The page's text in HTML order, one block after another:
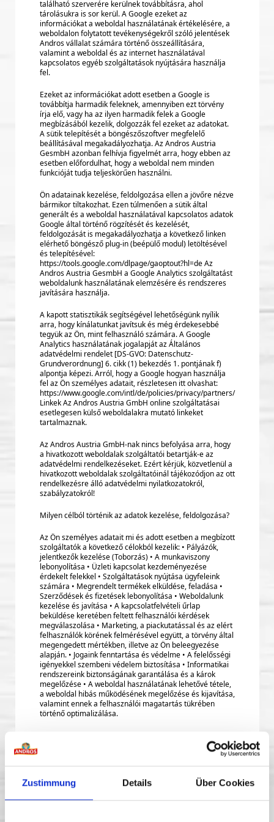
Zustimmung Details Über Cookies
található szerverére kerülnek továbbításra, ahol
tárolásukra is sor kerül. A Google ezeket az
információkat a weboldal használatának értékelésére, a
weboldalon folytatott tevékenységekről szóló jelentések
Andros vállalat számára történő összeállítására,
valamint a weboldal és az internet használatával
kapcsolatos egyéb szolgáltatások nyújtására használja
fel.
Ezeket az információkat adott esetben a Google is
továbbítja harmadik feleknek, amennyiben ezt törvény
írja elő, vagy ha az ilyen harmadik felek a Google
megbízásából kezelik, dolgozzák fel ezeket az adatokat.
A sütik telepítését a böngészőszoftver megfelelő
beállításával megakadályozhatja. Az Andros Austria
GesmbH azonban felhívja figyelmét arra, hogy ebben az
esetben előfordulhat, hogy a weboldal nem minden
funkcióját tudja teljeskörűen használni.
Ön adatainak kezelése, feldolgozása ellen a jövőre nézve
bármikor tiltakozhat. Ezen túlmenően a sütik által
generált és a weboldal használatával kapcsolatos adatok
Google által történő rögzítését és kezelését,
feldolgozását is megakadályozhatja a következő linken
elérhető böngésző plug-in (beépülő modul) letöltésével
és telepítésével:
https://tools.google.com/dlpage/gaoptout?hl=de Az
Andros Austria GesmbH a Google Analytics szolgáltatást
weboldalunk használatának elemzésére és rendszeres
javítására használja.
A kapott statisztikák segítségével lehetőségünk nyílik
arra, hogy kínálatunkat javítsuk és még érdekesebbé
tegyük az Ön, mint felhasználó számára. A Google
Analytics használatának jogalapját az Általános
adatvédelmi rendelet [DS-GVO: Datenschutz-
Grundverordnung] 6. cikk (1) bekezdés 1. pontjának f)
alpontja képezi. Arról, hogy a Google hogyan használja
fel az Ön személyes adatait, részletesen itt olvashat:
https://www.google.com/intl/de/policies/privacy/partners/
Linkek Az Andros Austria GmbH online szolgáltatásai
esetlegesen külső weboldalakra mutató linkeket
tartalmaznak.
Az Andros Austria GmbH-nak nincs befolyása arra, hogy
a hivatkozott weboldalak szolgáltatói betartják-e az
adatvédelmi rendelkezéseket. Ezért kérjük, közvetlenül a
hivatkozott weboldalak szolgáltatóinál tájékozódjon az ott
rendelkezésre álló adatvédelmi nyilatkozatokról,
szabályzatokról!
Milyen célból történik az adatok kezelése, feldolgozása?
Az Ön személyes adatait mi és adott esetben a megbízott
szolgáltatók a következő célokból kezelik: • Pályázók,
jelentkezők kezelése (Toborzás) • A munkaviszony
lebonyolítása • Üzleti kapcsolat kezdeményezése
érdekelt felekkel • Szolgáltatások nyújtása ügyfeleink
számára • Megrendelt termékek elküldése, feladása •
Szerződések és fizetések lebonyolítása • Weboldalunk
kezelése és javítása • A kapcsolatfelvételi űrlap
beküldése keretében feltett felhasználói kérdések
megválaszolása • Marketing, a piackutatással és az elért
felhasználók körének felmérésével együtt, a törvény által
megengedett mértékben, illetve az Ön beleegyezése
alapján. • Jogaink fenntartása és védelme • A felelősségi
igényekkel szembeni védelem biztosítása • Informatikai
rendszereink biztonságának garantálása és a károk
megelőzése • A weboldal használatának lehetővé tétele,
a weboldal hibás működésének megelőzése és kijavítása,
valamint ennek a felhasználói magatartás tükrében
történő optimalizálása.
Milyen jogalapon történik az adatok kezelése,
feldolgozása?
Személyes adatainak kezelésének, feldolgozásának